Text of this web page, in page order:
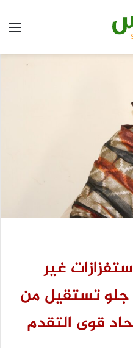
غير
جلو تستقيل من
قوى التقدم